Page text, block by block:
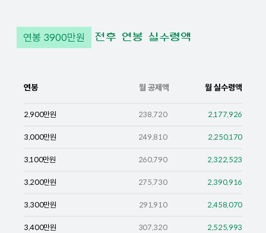
연봉 3900만원 전후 연봉 실수령액
연봉 월 공제액 월 실수령액
2,900만원 238,720 2,177,926
3,000만원 249,810 2,250,170
3,100만원 260,790 2,322,523
3,200만원 275,730 2,390,916
3,300만원 291,910 2,458,070
3,400만원 307,320 2,525,993